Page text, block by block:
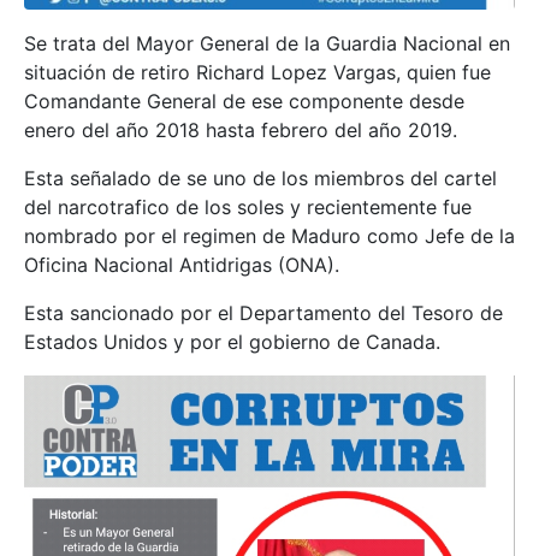
Se trata del Mayor General de la Guardia Nacional en
situación de retiro Richard Lopez Vargas, quien fue
Comandante General de ese componente desde
enero del año 2018 hasta febrero del año 2019.
Esta señalado de se uno de los miembros del cartel
del narcotrafico de los soles y recientemente fue
nombrado por el regimen de Maduro como Jefe de la
Oficina Nacional Antidrigas (ONA).
Esta sancionado por el Departamento del Tesoro de
Estados Unidos y por el gobierno de Canada.